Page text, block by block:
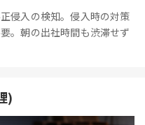
侵入の検知。侵入時の対策
。朝の出社時間も渋滞せず
)